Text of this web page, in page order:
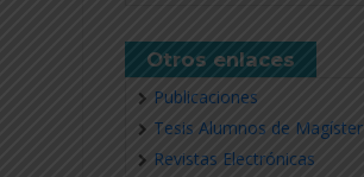
Otros enlaces
Publicaciones
Tesis Alumnos de Magíster
Revistas Electrónicas